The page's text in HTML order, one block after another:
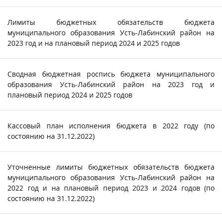
Лимиты бюджетных обязательств бюджета
муниципального образования Усть-Лабинский район на
2023 год и на плановый период 2024 и 2025 годов
Сводная бюджетная роспись бюджета муниципального
образования Усть-Лабинский район на 2023 год и
плановый период 2024 и 2025 годов
Кассовый план исполнения бюджета в 2022 году (по
состоянию на 31.12.2022)
Уточненные лимиты бюджетных обязательств бюджета
муниципального образования Усть-Лабинский район на
2022 год и на плановый период 2023 и 2024 годов (по
состоянию на 31.12.2022)